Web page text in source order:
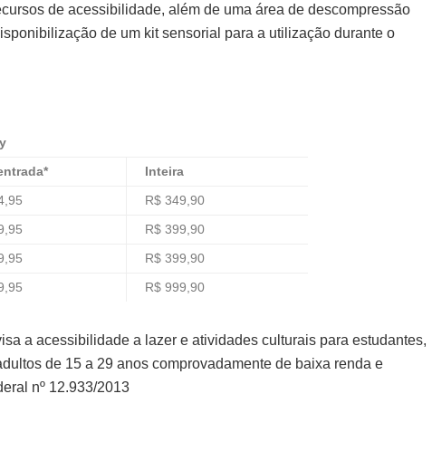
de acessibilidade, além de uma área de descompressão
de um kit sensorial para a utilização durante o
Inteira
R$ 349,90
R$ 399,90
R$ 399,90
R$ 999,90
a acessibilidade a lazer e atividades culturais para estudantes,
de 15 a 29 anos comprovadamente de baixa renda e
nº 12.933/2013